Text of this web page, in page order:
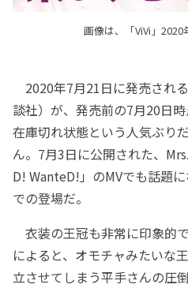
画像は、「ViVi」2020
2020年7月21日に発売され
談社）が、発売前の7月20日
在庫切れ状態という人気ぶり
ん。7月3日に公開された、
D! WanteD!」のMVでも話題
での登場だ。
衣装の王冠も非常に印象的
によると、オモチャみたいな
立させてしまう平手さんの圧